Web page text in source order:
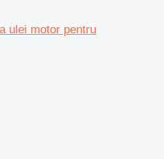
ulei motor pentru